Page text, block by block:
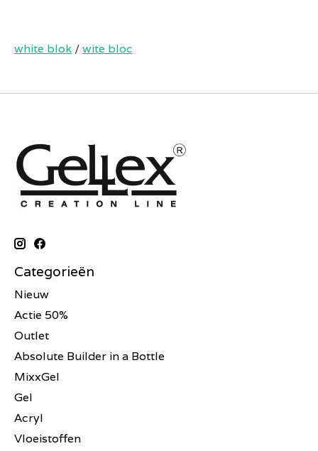
white blok /wite bloc
Categorieën
Nieuw
Actie 50%
Outlet
Absolute Builder in a Bottle
MixxGel
Gel
Acryl
Vloeistoffen